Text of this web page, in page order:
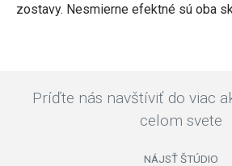
zostavy. Nesmierne efektné sú oba
Príďte nás navštíviť do viac
celom svete
NÁJSŤ ŠTÚDIO